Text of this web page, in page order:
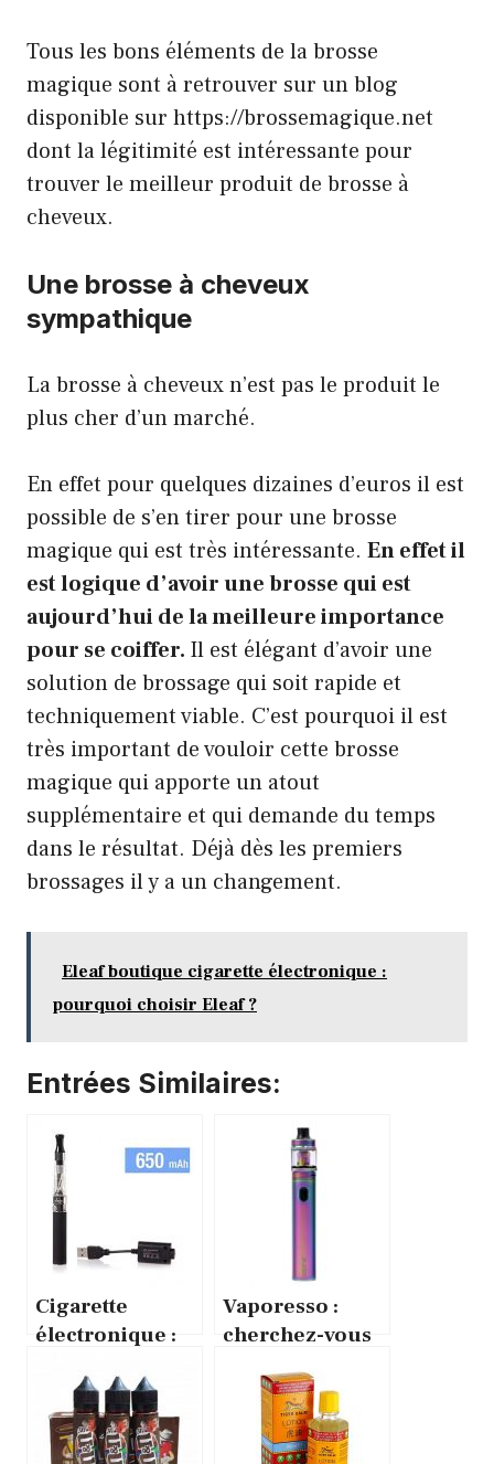
Tous les bons éléments de la brosse
magique sont à retrouver sur un blog
disponible sur https://brossemagique.net
dont la légitimité est intéressante pour
trouver le meilleur produit de brosse à
cheveux.
Une brosse à cheveux
sympathique
La brosse à cheveux n’est pas le produit le
plus cher d’un marché.
En effet pour quelques dizaines d’euros il est
possible de s’en tirer pour une brosse
magique qui est très intéressante. En effet il
est logique d’avoir une brosse qui est
aujourd’hui de la meilleure importance
pour se coiffer. Il est élégant d’avoir une
solution de brossage qui soit rapide et
techniquement viable. C’est pourquoi il est
très important de vouloir cette brosse
magique qui apporte un atout
supplémentaire et qui demande du temps
dans le résultat. Déjà dès les premiers
brossages il y a un changement.
Eleaf boutique cigarette électronique :
pourquoi choisir Eleaf ?
Entrées Similaires:
Cigarette
électronique :
choisir une
cigarette
électronique ?
Vaporesso :
cherchez-vous
liquide de
recharge ?